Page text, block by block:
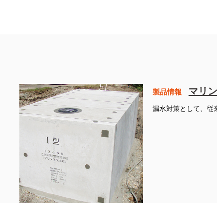
製品情報 マリ
漏水対策として、従